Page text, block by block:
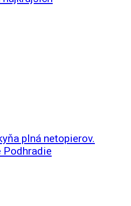
plná netopierov.
Podhradie